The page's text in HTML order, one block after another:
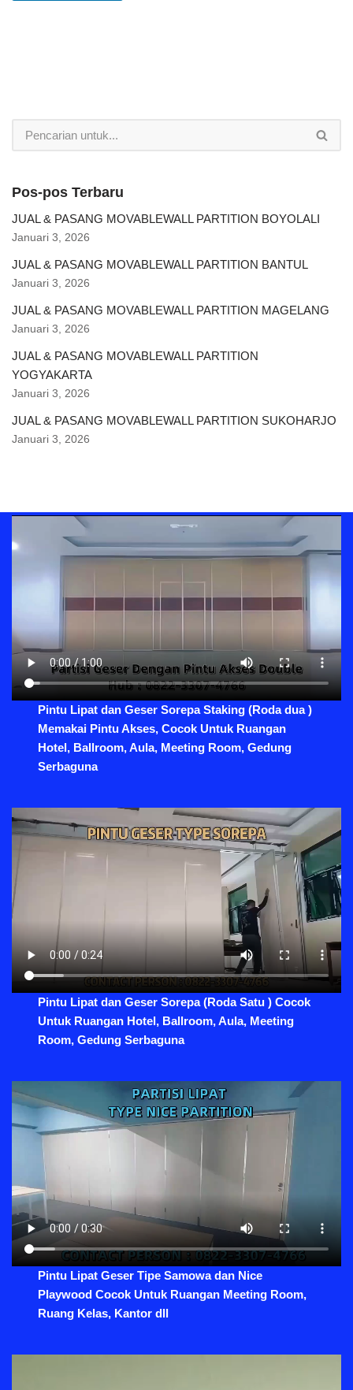
Pos-pos Terbaru
JUAL & PASANG MOVABLEWALL PARTITION BOYOLALI
Januari 3, 2026
JUAL & PASANG MOVABLEWALL PARTITION BANTUL
Januari 3, 2026
JUAL & PASANG MOVABLEWALL PARTITION MAGELANG
Januari 3, 2026
JUAL & PASANG MOVABLEWALL PARTITION
YOGYAKARTA
Januari 3, 2026
JUAL & PASANG MOVABLEWALL PARTITION SUKOHARJO
Januari 3, 2026
Pintu Lipat dan Geser Sorepa Staking (Roda dua )
Memakai Pintu Akses, Cocok Untuk Ruangan
Hotel, Ballroom, Aula, Meeting Room, Gedung
Serbaguna
Pintu Lipat dan Geser Sorepa (Roda Satu ) Cocok
Untuk Ruangan Hotel, Ballroom, Aula, Meeting
Room, Gedung Serbaguna
Pintu Lipat Geser Tipe Samowa dan Nice
Playwood Cocok Untuk Ruangan Meeting Room,
Ruang Kelas, Kantor dll